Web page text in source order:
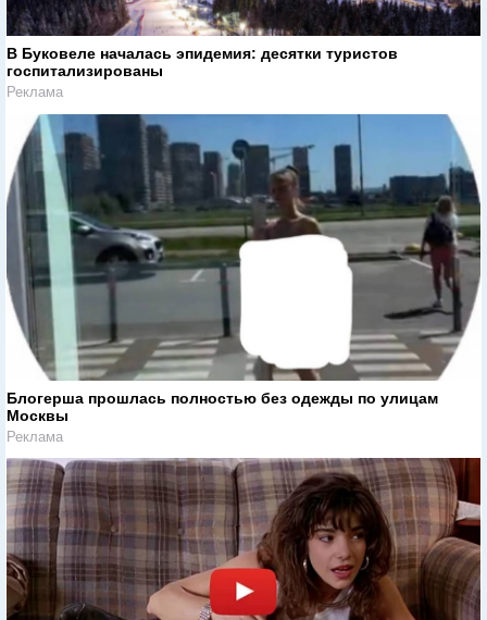
В Буковеле началась эпидемия: десятки туристов
госпитализированы
Реклама
Блогерша прошлась полностью без одежды по улицам
Москвы
Реклама